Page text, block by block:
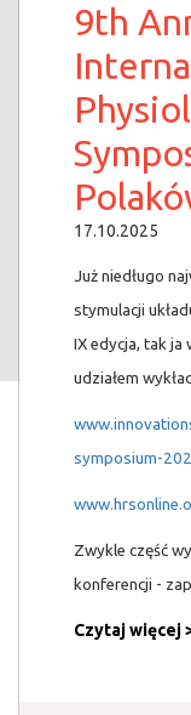
9th
17.10.2025
Już niedługo
stymulacji
IX edycja, tak ja
udziałem
symposium-
Zwykle część
konferencji -
Czytaj więcej